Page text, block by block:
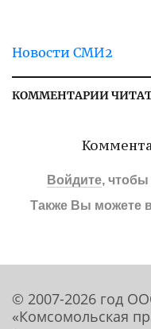
Новости СМИ2
КОММЕНТАРИИ
Войдите, чтобы
Также Вы можете
© 2007-2026 год
«Комсомольская